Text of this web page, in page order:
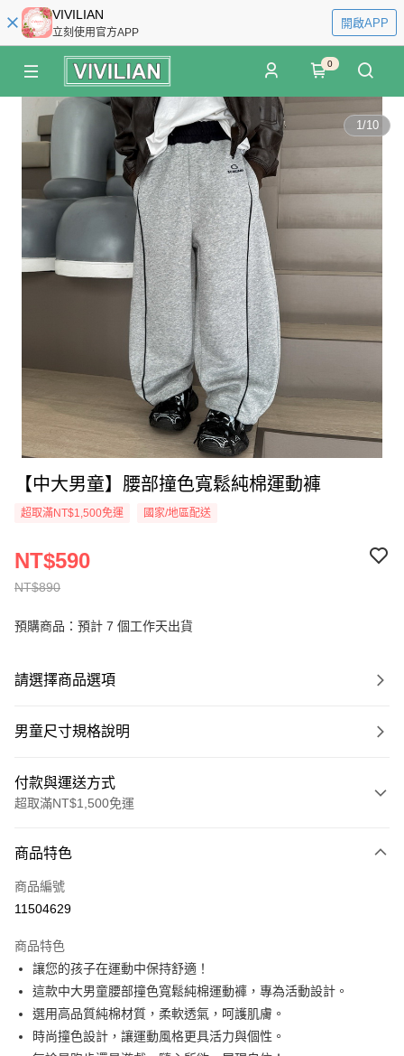
VIVILIAN
立刻使用官方APP
開啟APP
0
1/10
【中大男童】腰部撞色寬鬆純棉運動褲
超取滿NT$1,500免運 國家/地區配送
NT$890
NT$590
預購商品：預計 7 個工作天出貨
請選擇商品選項
男童尺寸規格說明
付款與運送方式
超取滿NT$1,500免運
信用卡一次付款
信用卡分期付款
合作金庫商業銀行
華南商業銀行
上海商業儲蓄銀行
台北富邦商業銀行
國泰世華商業銀行
兆豐國際商業銀行
臺灣中小企業銀行
台中商業銀行
匯豐（台灣）商業銀行
華泰商業銀行
超商取貨付款
LINE Pay
Apple Pay
商品特色
商品編號
11504629
商品特色
讓您的孩子在運動中保持舒適！
這款中大男童腰部撞色寬鬆純棉運動褲，專為活動設計。
選用高品質純棉材質，柔軟透氣，呵護肌膚。
時尚撞色設計，讓運動風格更具活力與個性。